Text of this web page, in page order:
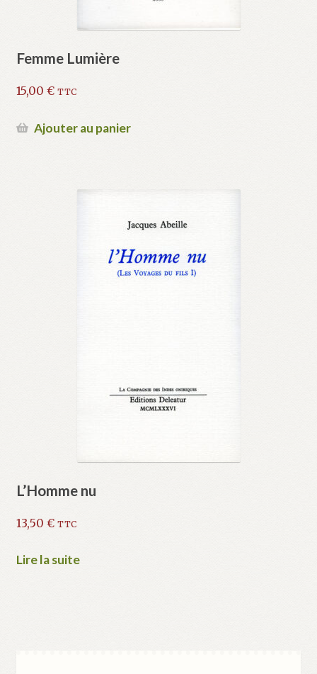
Femme Lumière
15,00 € TTC
Ajouter au panier
L’Homme nu
13,50 € TTC
Lire la suite